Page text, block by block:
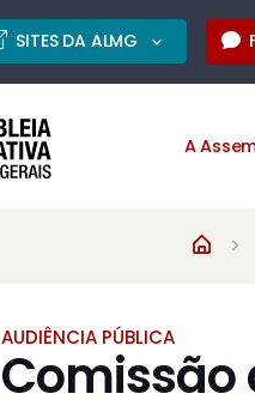
SITES DA ALMG
A
AUDIÊNCIA PÚBLICA
Comissão